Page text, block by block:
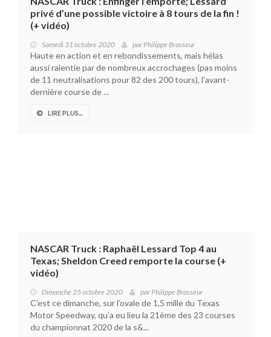
privé d’une possible victoire à 8 tours de la fin !
(+ vidéo)
Samedi 31 octobre 2020 parPhilippe Brasseur
Haute en action et en rebondissements, mais hélas
aussi ralentie par de nombreux accrochages (pas moins
de 11 neutralisations pour 82 des 200 tours), l’avant-
dernière course de ...
LIRE PLUS...
NASCAR Truck : Raphaël Lessard Top 4 au
Texas; Sheldon Creed remporte la course (+
vidéo)
Dimanche 25 octobre 2020 parPhilippe Brasseur
C’est ce dimanche, sur l’ovale de 1,5 mille du Texas
Motor Speedway, qu’a eu lieu la 21ème des 23 courses
du championnat 2020 de la s&...